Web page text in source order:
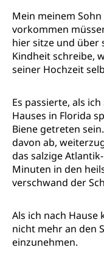
Mein meinem
vorkommen
hier sitze und über
Kindheit schreibe,
seiner Hochzeit
Es passierte, als
Hauses in Florida
Biene getreten
davon ab,
das salzige
Minuten in den
verschwand der
Als ich nach
nicht mehr an den
einzunehmen.